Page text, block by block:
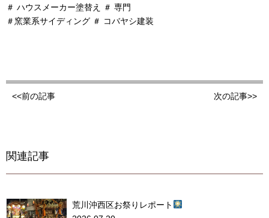
＃ ハウスメーカー塗替え ＃ 専門
＃窯業系サイディング ＃ コバヤシ建装
<<前の記事 次の記事>>
関連記事
荒川沖西区お祭りレポート